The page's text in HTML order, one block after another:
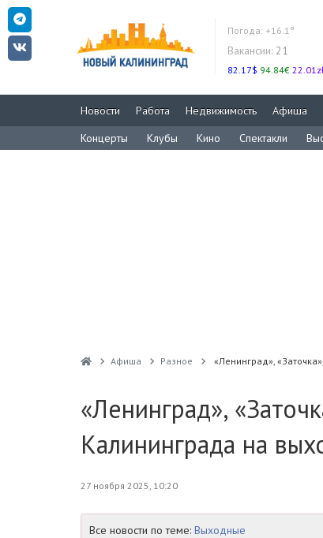
Погода: +16.1°
Вакансии: 21
82.17$ 94.84€
Новости Работа Недвижимость Афиша
Концерты
Клубы Кино Спектакли
Афиша Разное «Ленинград»,
«Ленинград»,
Калининграда на
27 ноября 2025, 10:20
Все новости по теме: Выходные